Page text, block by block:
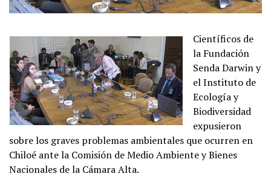
Científicos de
la Fundación
Senda Darwin y
el Instituto de
Ecología y
Biodiversidad
expusieron
sobre los graves problemas ambientales que ocurren en
Chiloé ante la Comisión de Medio Ambiente y Bienes
Nacionales de la Cámara Alta.